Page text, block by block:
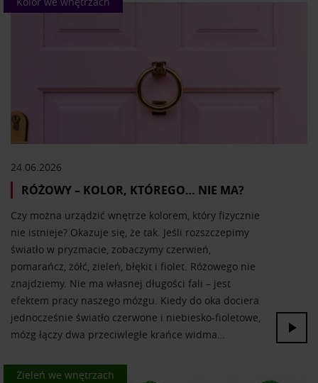
24.06.2026
RÓŻOWY – KOLOR, KTÓREGO… NIE MA?
Czy można urządzić wnętrze kolorem, który fizycznie
nie istnieje? Okazuje się, że tak. Jeśli rozszczepimy
światło w pryzmacie, zobaczymy czerwień,
pomarańcz, żółć, zieleń, błękit i fiolet. Różowego nie
znajdziemy. Nie ma własnej długości fali – jest
efektem pracy naszego mózgu. Kiedy do oka dociera
jednocześnie światło czerwone i niebiesko-fioletowe,
mózg łączy dwa przeciwległe krańce widma…
Kolor we wnętrzach
Zieleń we wnętrzach